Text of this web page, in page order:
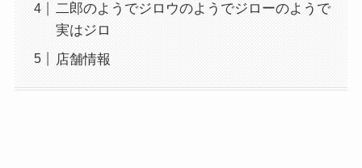
二郎のようでジロウのようでジローのようで
実はジロ
店舗情報